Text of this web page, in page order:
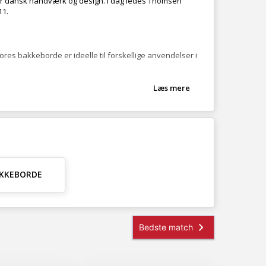
bakkeborde er ideelle til forskellige anvendelser i
bløde former og indbydende design.
Læs mere